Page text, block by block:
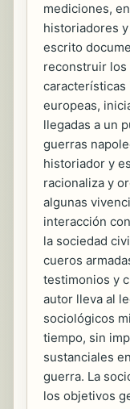
mediciones,
historiadores
escrito
reconstruir los
características
europeas,
llegadas a un
guerras
historiador y
racionaliza y
algunas
interacción
la sociedad
cueros
testimonios y
autor lleva al
sociológicos
tiempo, sin
sustanciales
guerra. La
los objetivos